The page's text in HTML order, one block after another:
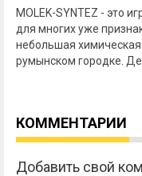
MOLEK-SYNTEZ - это
для многих уже
небольшая
румынском городке.
КОММЕНТАРИИ
Добавить свой